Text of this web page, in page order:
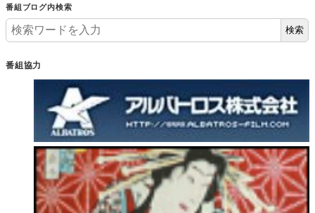
番組ブログ内検索
検索
番組協力